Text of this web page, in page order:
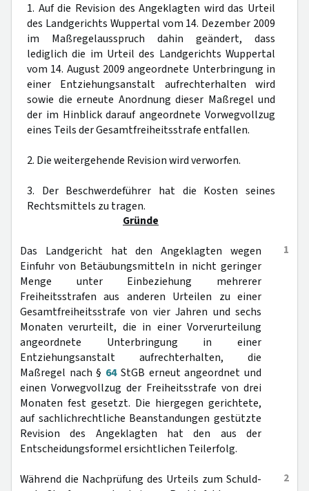
1. Auf die Revision des Angeklagten wird das Urteil
des Landgerichts Wuppertal vom 14. Dezember 2009
im Maßregelausspruch dahin geändert, dass
lediglich die im Urteil des Landgerichts Wuppertal
vom 14. August 2009 angeordnete Unterbringung in
einer Entziehungsanstalt aufrechterhalten wird
sowie die erneute Anordnung dieser Maßregel und
der im Hinblick darauf angeordnete Vorwegvollzug
eines Teils der Gesamtfreiheitsstrafe entfallen.
2. Die weitergehende Revision wird verworfen.
3. Der Beschwerdeführer hat die Kosten seines
Rechtsmittels zu tragen.
Gründe
1
Das Landgericht hat den Angeklagten wegen
Einfuhr von Betäubungsmitteln in nicht geringer
Menge unter Einbeziehung mehrerer
Freiheitsstrafen aus anderen Urteilen zu einer
Gesamtfreiheitsstrafe von vier Jahren und sechs
Monaten verurteilt, die in einer Vorverurteilung
angeordnete Unterbringung in einer
Entziehungsanstalt aufrechterhalten, die
Maßregel nach § 64StGB erneut angeordnet und
einen Vorwegvollzug der Freiheitsstrafe von drei
Monaten fest gesetzt. Die hiergegen gerichtete,
auf sachlichrechtliche Beanstandungen gestützte
Revision des Angeklagten hat den aus der
Entscheidungsformel ersichtlichen Teilerfolg.
2
Während die Nachprüfung des Urteils zum Schuld-